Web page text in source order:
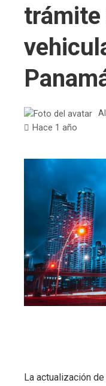
trámite
Hace 1 año
La actualización